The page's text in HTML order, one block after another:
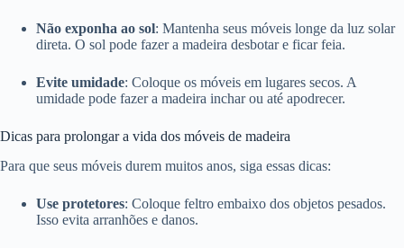
Não exponha ao sol: Mantenha seus móveis longe da luz solar
direta. O sol pode fazer a madeira desbotar e ficar feia.
Evite umidade: Coloque os móveis em lugares secos. A
umidade pode fazer a madeira inchar ou até apodrecer.
Dicas para prolongar a vida dos móveis de madeira
Para que seus móveis durem muitos anos, siga essas dicas:
Use protetores: Coloque feltro embaixo dos objetos pesados.
Isso evita arranhões e danos.